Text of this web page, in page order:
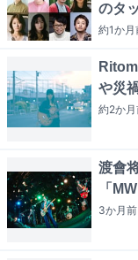
のタ
約1か月
や災
約2か月
渡會
「
3か月前